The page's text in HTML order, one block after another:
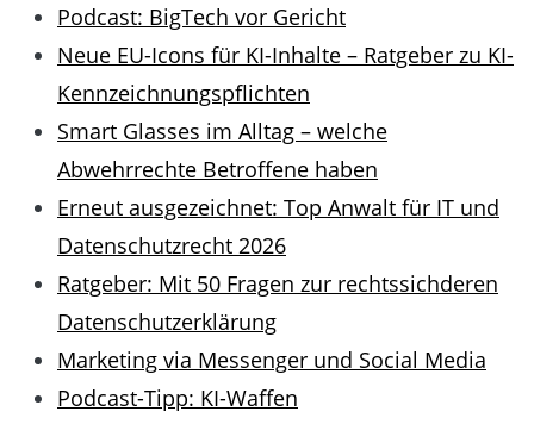
Podcast: BigTech vor Gericht
Neue EU-Icons für KI-Inhalte – Ratgeber zu KI-
Kennzeichnungspflichten
Smart Glasses im Alltag – welche
Abwehrrechte Betroffene haben
Erneut ausgezeichnet: Top Anwalt für IT und
Datenschutzrecht 2026
Ratgeber: Mit 50 Fragen zur rechtssichderen
Datenschutzerklärung
Marketing via Messenger und Social Media
Podcast-Tipp: KI-Waffen